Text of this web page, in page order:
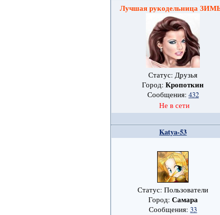
Лучшая рукодельница
Статус: Друзья
Город:Кропоткин
Сообщения: 432
Не в сети
Katya-53
Статус: Пользователи
Город: Самара
Сообщения:33